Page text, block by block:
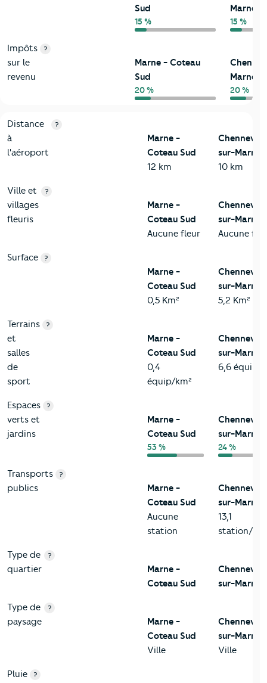
Sud
15 %
Marne
15 %
Impôts
sur le
revenu
?
Marne - Coteau
Sud
20 %
Marne
20 %
3-Environnement
Critères Marne - Coteau Sud
Distance
à
l'aéroport
?
Marne -
Coteau Sud
12 km
sur-Marne
10 km
Ville et
villages
fleuris
?
Marne -
Coteau Sud
Aucune fleur
sur-Marne
Aucune
Surface ?
Marne -
Coteau Sud
0,5 Km²
sur-Marne
5,2 Km²
Terrains
et
salles
de
sport
?
Marne -
Coteau Sud
0,4
équip/km²
sur-Marne
6,6 équip/
Espaces
verts et
jardins
?
Marne -
Coteau Sud
53 %
sur-Marne
24 %
Transports
publics
?
Marne -
Coteau Sud
Aucune
station
sur-Marne
13,1
station/
Type de
quartier
?
Marne -
Coteau Sud
sur-Marne
Type de
paysage
?
Marne -
Coteau Sud
Ville
sur-Marne
Ville
Pluie ?